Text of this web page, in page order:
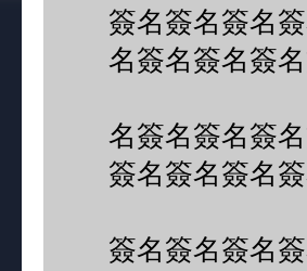
簽名簽名簽名
名簽名簽名簽
名簽名簽名簽
簽名簽名簽名
簽名簽名簽名